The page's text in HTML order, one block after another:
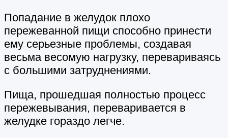
Попадание в желудок плохо
пережеванной пищи способно принести
ему серьезные проблемы, создавая
весьма весомую нагрузку, перевариваясь
с большими затруднениями.
Пища, прошедшая полностью процесс
пережевывания, переваривается в
желудке гораздо легче.